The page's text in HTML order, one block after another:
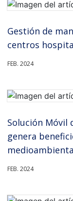
Gestión de
centros
FEB. 2024
Solución Móvil
genera
FEB. 2024